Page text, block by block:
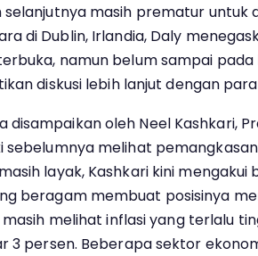
selanjutnya masih prematur untuk
di Dublin, Irlandia, Daly
namun belum sampai
diskusi lebih lanjut dengan
disampaikan oleh Neel Kashkari,
sebelumnya melihat
layak, Kashkari kini mengakui
beragam membuat posisinya
melihat inflasi yang terlalu
3 persen. Beberapa sektor